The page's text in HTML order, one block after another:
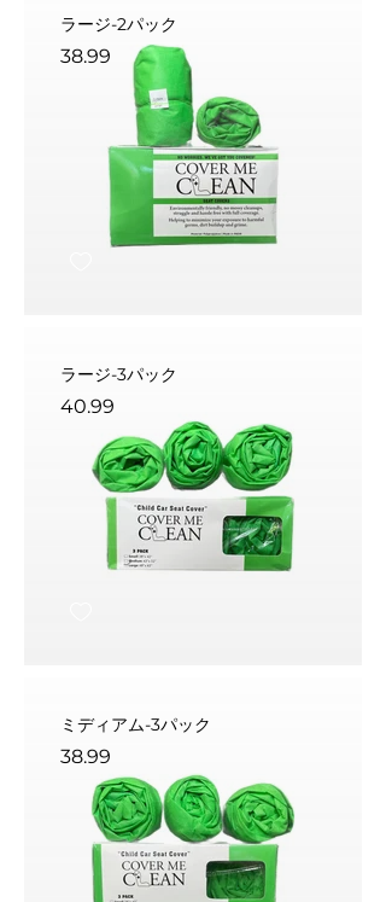
ラージ-2パック
38.99
ラージ-3パック
40.99
ミディアム-3パック
38.99